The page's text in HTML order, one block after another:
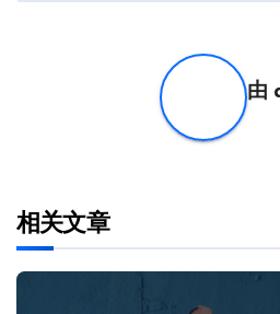
由
相关文章